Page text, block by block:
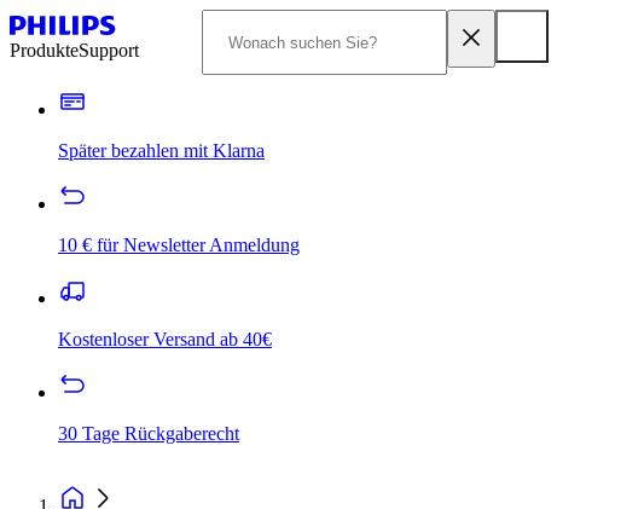
ProdukteSupport
Später bezahlen mit Klarna
10 € für Newsletter Anmeldung
Kostenloser Versand ab 40€
30 Tage Rückgaberecht